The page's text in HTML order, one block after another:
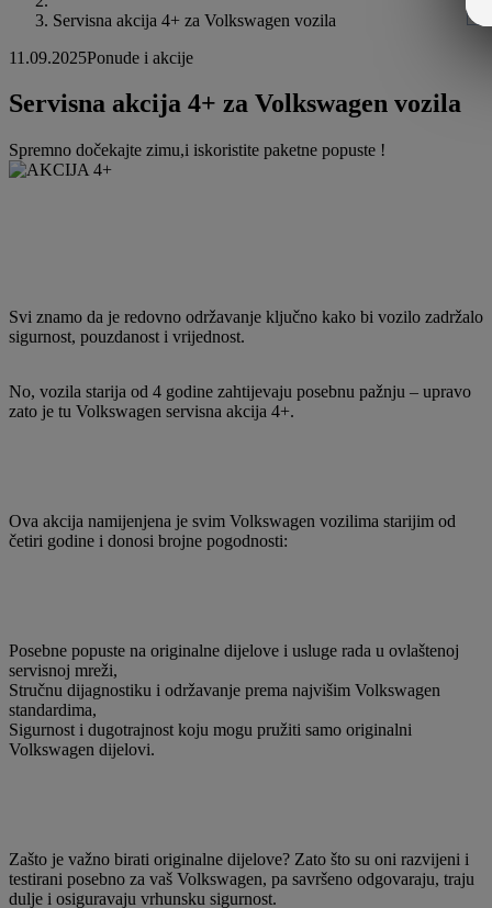
Servisna akcija 4+ za Volkswagen vozila
11.09.2025Ponude i akcije
Servisna akcija 4+ za Volkswagen vozila
Spremno dočekajte zimu,i iskoristite paketne popuste !
Svi znamo da je redovno održavanje ključno kako bi vozilo zadržalo
sigurnost, pouzdanost i vrijednost.
No, vozila starija od 4 godine zahtijevaju posebnu pažnju – upravo
zato je tu Volkswagen servisna akcija 4+.
Ova akcija namijenjena je svim Volkswagen vozilima starijim od
četiri godine i donosi brojne pogodnosti:
Posebne popuste na originalne dijelove i usluge rada u ovlaštenoj
servisnoj mreži,
Stručnu dijagnostiku i održavanje prema najvišim Volkswagen
standardima,
Sigurnost i dugotrajnost koju mogu pružiti samo originalni
Volkswagen dijelovi.
Zašto je važno birati originalne dijelove? Zato što su oni razvijeni i
testirani posebno za vaš Volkswagen, pa savršeno odgovaraju, traju
dulje i osiguravaju vrhunsku sigurnost.